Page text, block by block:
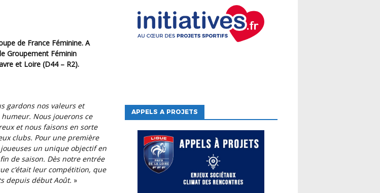
Groupement Féminin
et Loire (D44 – R2).
Nous jouerons ce
et nous faisons en sorte
clubs. Pour une première
un unique objectif en
de saison. Dès notre entrée
c’était leur compétition, que
depuis début Août. »
APPELS A PROJETS